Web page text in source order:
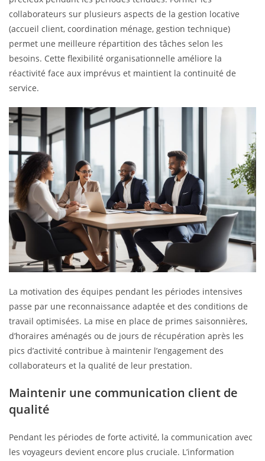
collaborateurs sur plusieurs aspects de la gestion locative
(accueil client, coordination ménage, gestion technique)
permet une meilleure répartition des tâches selon les
besoins. Cette flexibilité organisationnelle améliore la
réactivité face aux imprévus et maintient la continuité de
service.
La motivation des équipes pendant les périodes intensives
passe par une reconnaissance adaptée et des conditions de
travail optimisées. La mise en place de primes saisonnières,
d’horaires aménagés ou de jours de récupération après les
pics d’activité contribue à maintenir l’engagement des
collaborateurs et la qualité de leur prestation.
Maintenir une communication client de
qualité
Pendant les périodes de forte activité, la communication avec
les voyageurs devient encore plus cruciale. L’information